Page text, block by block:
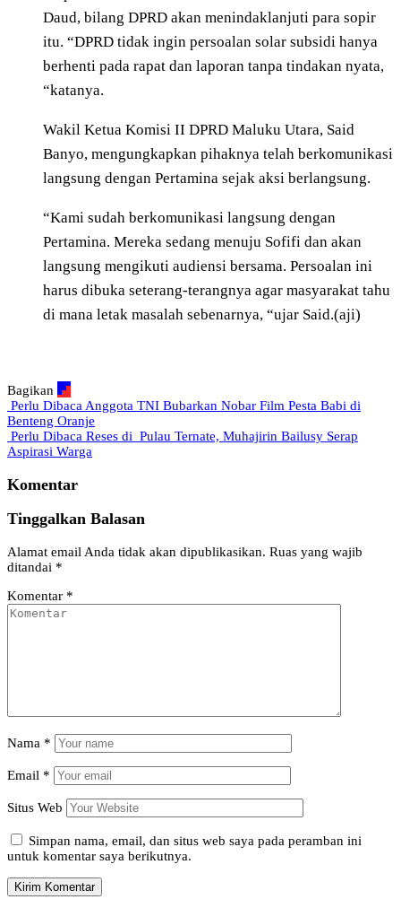
Daud, bilang DPRD akan menindaklanjuti para sopir
itu. “DPRD tidak ingin persoalan solar subsidi hanya
berhenti pada rapat dan laporan tanpa tindakan nyata,
“katanya.
Wakil Ketua Komisi II DPRD Maluku Utara, Said
Banyo, mengungkapkan pihaknya telah berkomunikasi
langsung dengan Pertamina sejak aksi berlangsung.
“Kami sudah berkomunikasi langsung dengan
Pertamina. Mereka sedang menuju Sofifi dan akan
langsung mengikuti audiensi bersama. Persoalan ini
harus dibuka seterang-terangnya agar masyarakat tahu
di mana letak masalah sebenarnya, “ujar Said.(aji)
Bagikan
Perlu Dibaca Anggota TNI Bubarkan Nobar Film Pesta Babi di
Benteng Oranje
Perlu Dibaca Reses di Pulau Ternate, Muhajirin Bailusy Serap
Aspirasi Warga
Komentar
Tinggalkan Balasan
Alamat email Anda tidak akan dipublikasikan. Ruas yang wajib
ditandai *
Komentar *
Nama *
Email *
Situs Web
Simpan nama, email, dan situs web saya pada peramban ini
untuk komentar saya berikutnya.